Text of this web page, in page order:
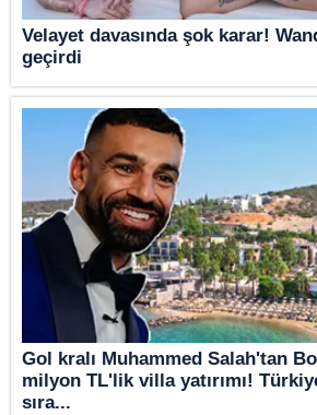
Velayet davasında şok karar!
geçirdi
Gol kralı Muhammed Salah'tan
milyon TL'lik villa yatırımı!
sıra...